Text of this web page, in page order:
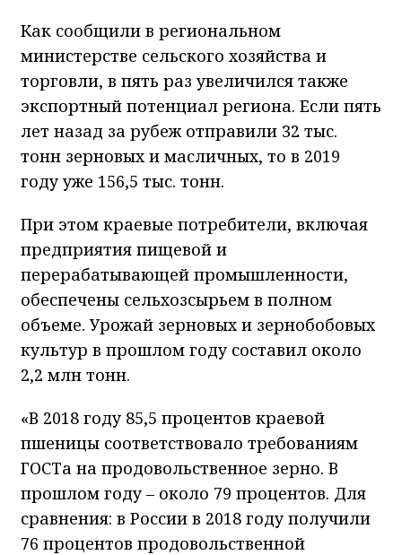
Как сообщили в региональном
министерстве сельского хозяйства и
торговли, в пять раз увеличился также
экспортный потенциал региона. Если пять
лет назад за рубеж отправили 32 тыс.
тонн зерновых и масличных, то в 2019
году уже 156,5 тыс. тонн.
При этом краевые потребители, включая
предприятия пищевой и
перерабатывающей промышленности,
обеспечены сельхозсырьем в полном
объеме. Урожай зерновых и зернобобовых
культур в прошлом году составил около
2,2 млн тонн.
«В 2018 году 85,5 процентов краевой
пшеницы соответствовало требованиям
ГОСТа на продовольственное зерно. В
прошлом году – около 79 процентов. Для
сравнения: в России в 2018 году получили
76 процентов продовольственной